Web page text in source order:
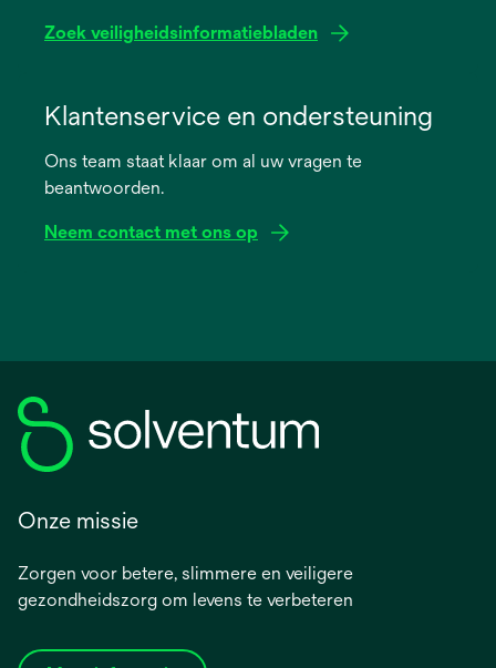
Zoek veiligheidsinformatiebladen
new
Klantenservice en ondersteuning
Ons team staat klaar om al uw vragen te
beantwoorden.
Neem contact met ons op
Onze missie
Zorgen voor betere, slimmere en veiligere
gezondheidszorg om levens te verbeteren